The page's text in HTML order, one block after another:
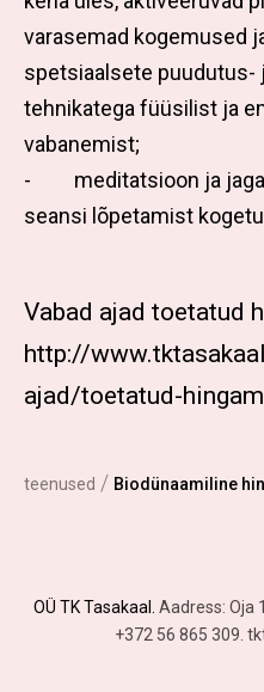
varasemad kogemused
spetsiaalsete puudutus-
tehnikatega füüsilist ja
vabanemist;
- meditatsioon ja
seansi lõpetamist
Vabad ajad toetatud
http://
ajad/toetatud-
teenused / Biodünaamiline
OÜ TK Tasakaal.
Aadress: Oja
+372 56 865 309.